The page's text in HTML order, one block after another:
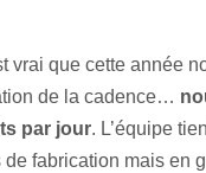
vrai que cette année
de la cadence…
par jour. L’équipe
fabrication mais en